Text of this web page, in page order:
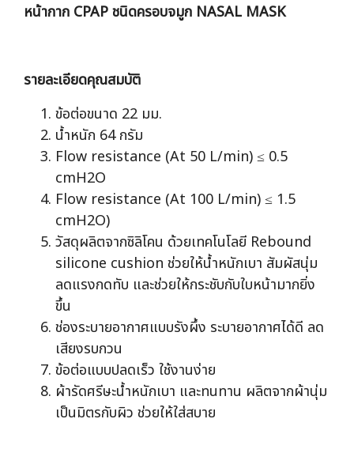
หน้ากาก CPAP ชนิดครอบจมูก NASAL MASK
รายละเอียดคุณสมบัติ
ข้อต่อขนาด 22 มม.
น้ำหนัก 64 กรัม
Flow resistance (At 50 L/min) ≤ 0.5
cmH2O
Flow resistance (At 100 L/min) ≤ 1.5
cmH2O)
วัสดุผลิตจากซิลิโคน ด้วยเทคโนโลยี Rebound
silicone cushion ช่วยให้น้ำหนักเบา สัมผัสนุ่ม
ลดแรงกดทับ และช่วยให้กระชับกับใบหน้ามากยิ่ง
ขึ้น
ช่องระบายอากาศแบบรังผึ้ง ระบายอากาศได้ดี ลด
เสียงรบกวน
ข้อต่อแบบปลดเร็ว ใช้งานง่าย
ผ้ารัดศรีษะน้ำหนักเบา และทนทาน ผลิตจากผ้านุ่ม
เป็นมิตรกับผิว ช่วยให้ใส่สบาย